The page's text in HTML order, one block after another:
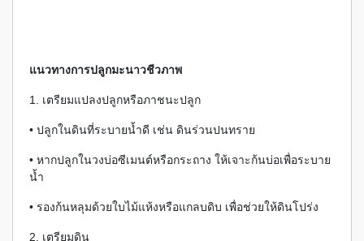
แนวทางการปลูกมะนาวชีวภาพ
1. เตรียมแปลงปลูกหรือภาชนะปลูก
• ปลูกในดินที่ระบายน้ำดี เช่น ดินร่วนปนทราย
• หากปลูกในวงบ่อซีเมนต์หรือกระถาง ให้เจาะก้นบ่อเพื่อระบาย
น้ำ
• รองก้นหลุมด้วยใบไม้แห้งหรือแกลบดิบ เพื่อช่วยให้ดินโปร่ง
2. เตรียมดิน